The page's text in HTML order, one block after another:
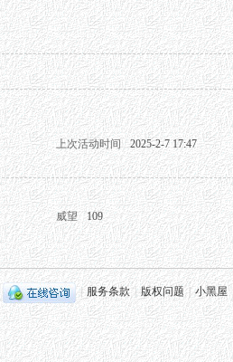
上次活动时间
2025-2-7 17:47
威望
109
服务条款 版权问题 | 小黑屋